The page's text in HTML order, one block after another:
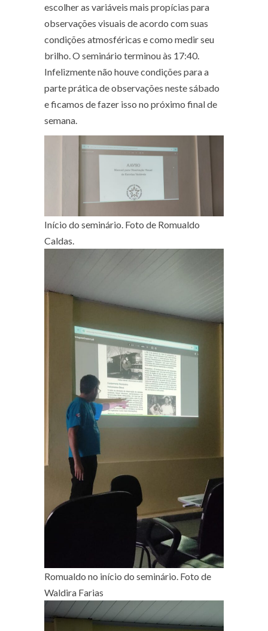
escolher as variáveis mais propícias para
observações visuais de acordo com suas
condições atmosféricas e como medir seu
brilho. O seminário terminou às 17:40.
Infelizmente não houve condições para a
parte prática de observações neste sábado
e ficamos de fazer isso no próximo final de
semana.
Início do seminário. Foto de Romualdo
Caldas.
Romualdo no início do seminário. Foto de
Waldira Farias